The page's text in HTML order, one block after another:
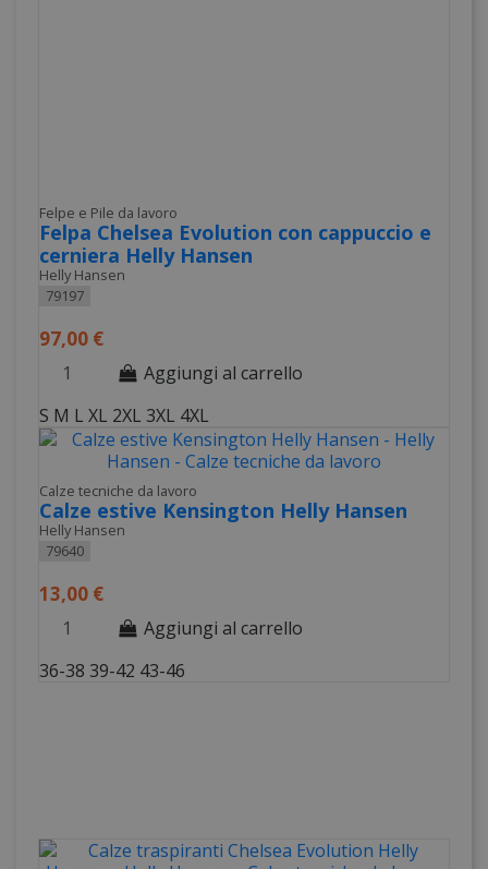
Felpe e Pile da lavoro
Felpa Chelsea Evolution con cappuccio e
cerniera Helly Hansen
Helly Hansen
79197
97,00 €
Aggiungi al carrello
S M L XL 2XL 3XL 4XL
Calze tecniche da lavoro
Calze estive Kensington Helly Hansen
Helly Hansen
79640
13,00 €
Aggiungi al carrello
36-38 39-42 43-46